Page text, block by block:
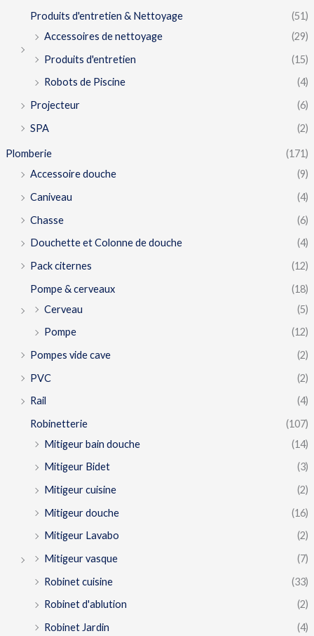
Produits d'entretien & Nettoyage
(51)
Accessoires de nettoyage
(29)
Produits d'entretien
(15)
Robots de Piscine
(4)
Projecteur
(6)
SPA
(2)
Plomberie
(171)
Accessoire douche
(9)
Caniveau
(4)
Chasse
(6)
Douchette et Colonne de douche
(4)
Pack citernes
(12)
Pompe & cerveaux
(18)
Cerveau
(5)
Pompe
(12)
Pompes vide cave
(2)
PVC
(2)
Rail
(4)
Robinetterie
(107)
Mitigeur bain douche
(14)
Mitigeur Bidet
(3)
Mitigeur cuisine
(2)
Mitigeur douche
(16)
Mitigeur Lavabo
(2)
Mitigeur vasque
(7)
Robinet cuisine
(33)
Robinet d'ablution
(2)
Robinet Jardin
(4)